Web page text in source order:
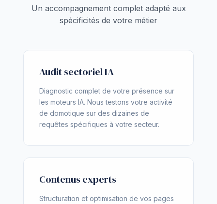
Un accompagnement complet adapté aux
spécificités de votre métier
Audit sectoriel IA
Diagnostic complet de votre présence sur
les moteurs IA. Nous testons votre activité
de domotique sur des dizaines de
requêtes spécifiques à votre secteur.
Contenus experts
Structuration et optimisation de vos pages